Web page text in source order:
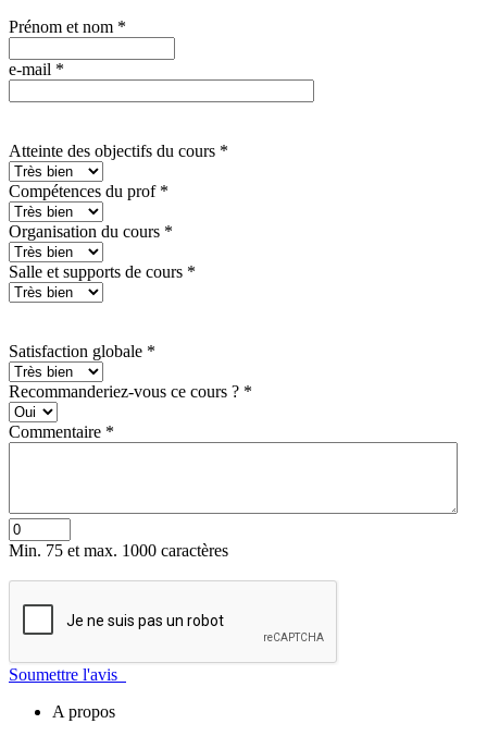
Prénom et nom *
e-mail *
Atteinte des objectifs du cours *
Compétences du prof *
Organisation du cours *
Salle et supports de cours *
Satisfaction globale *
Recommanderiez-vous ce cours ? *
Commentaire *
Min. 75 et max. 1000 caractères
Soumettre l'avis
A propos